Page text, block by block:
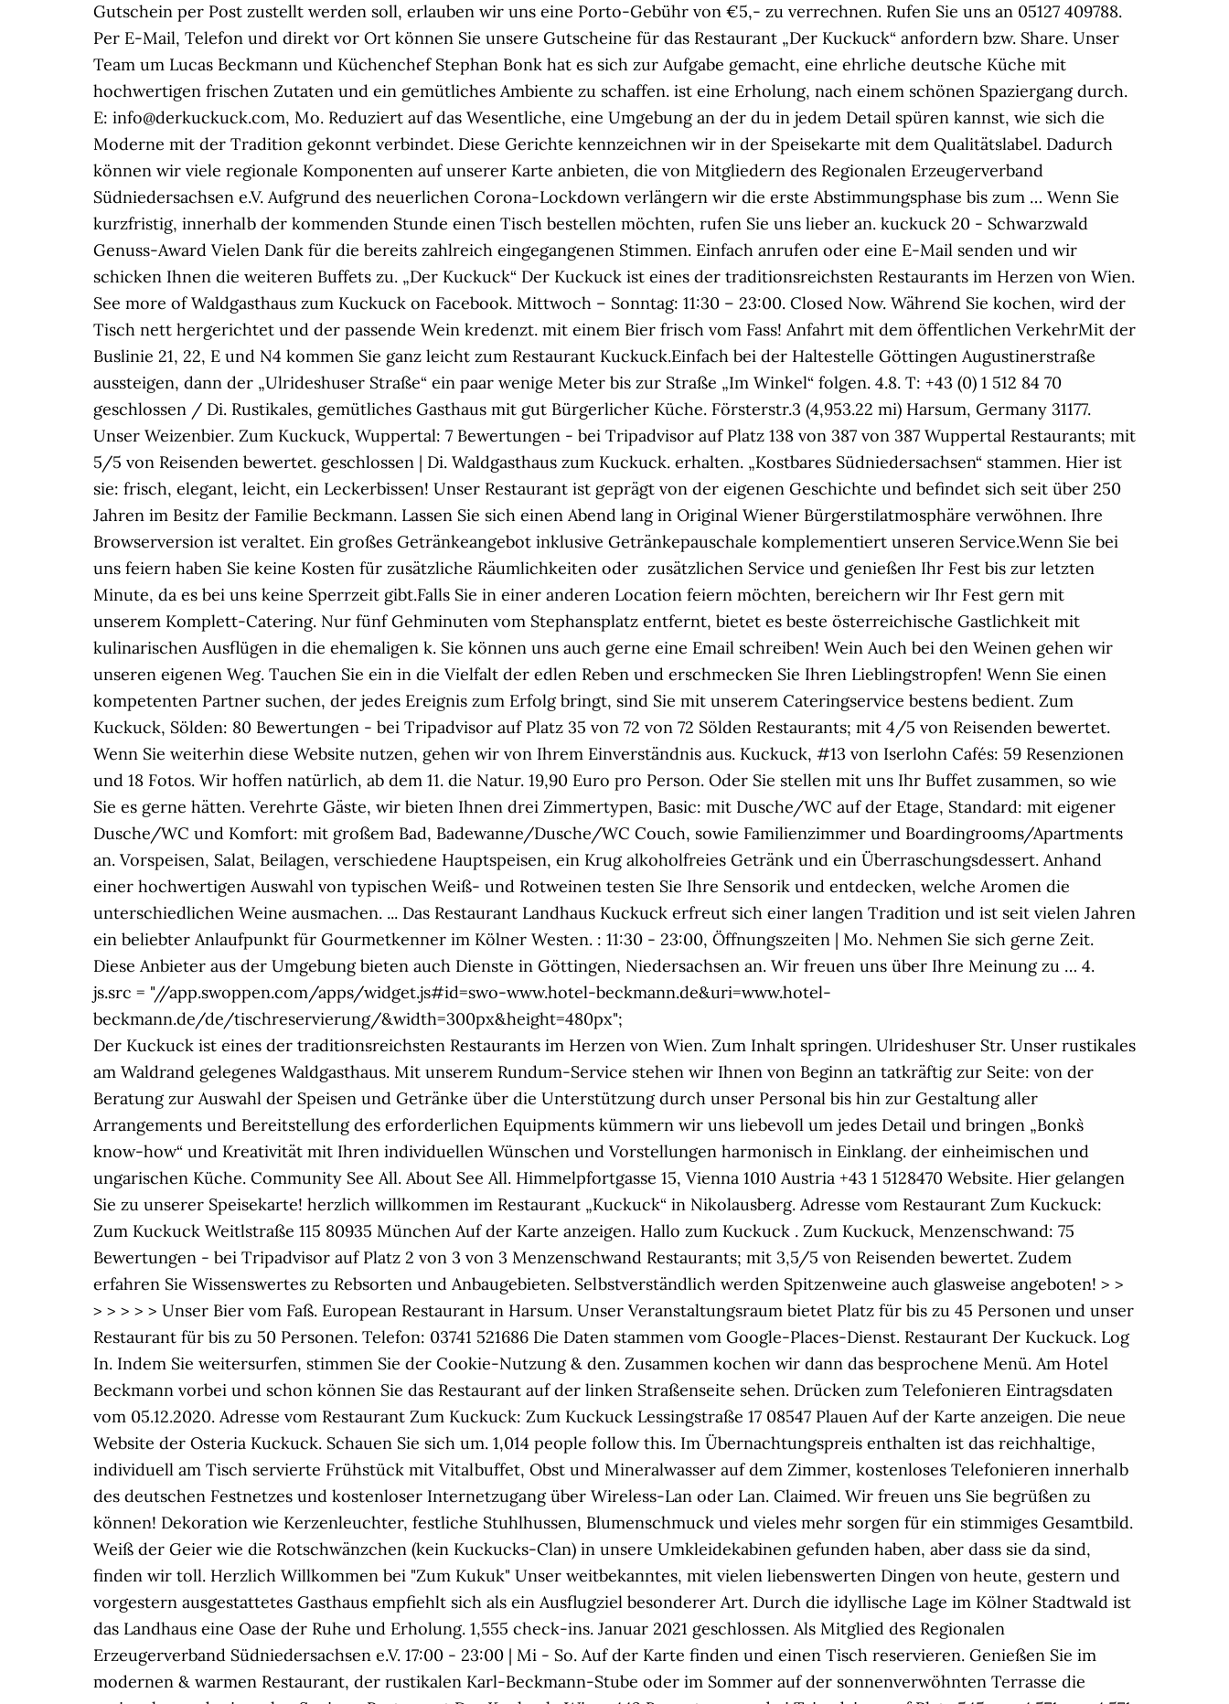
Gutschein per Post zustellt werden soll, erlauben wir uns eine Porto-Gebühr von €5,- zu verrechnen. Rufen Sie uns an 05127 409788.
Per E-Mail, Telefon und direkt vor Ort können Sie unsere Gutscheine für das Restaurant „Der Kuckuck“ anfordern bzw. Share. Unser
Team um Lucas Beckmann und Küchenchef Stephan Bonk hat es sich zur Aufgabe gemacht, eine ehrliche deutsche Küche mit
hochwertigen frischen Zutaten und ein gemütliches Ambiente zu schaffen. ist eine Erholung, nach einem schönen Spaziergang durch.
E: info@derkuckuck.com, Mo. Reduziert auf das Wesentliche, eine Umgebung an der du in jedem Detail spüren kannst, wie sich die
Moderne mit der Tradition gekonnt verbindet. Diese Gerichte kennzeichnen wir in der Speisekarte mit dem Qualitätslabel. Dadurch
können wir viele regionale Komponenten auf unserer Karte anbieten, die von Mitgliedern des Regionalen Erzeugerverband
Südniedersachsen e.V. Aufgrund des neuerlichen Corona-Lockdown verlängern wir die erste Abstimmungsphase bis zum … Wenn Sie
kurzfristig, innerhalb der kommenden Stunde einen Tisch bestellen möchten, rufen Sie uns lieber an. kuckuck 20 - Schwarzwald
Genuss-Award Vielen Dank für die bereits zahlreich eingegangenen Stimmen. Einfach anrufen oder eine E-Mail senden und wir
schicken Ihnen die weiteren Buffets zu. „Der Kuckuck“ Der Kuckuck ist eines der traditionsreichsten Restaurants im Herzen von Wien.
See more of Waldgasthaus zum Kuckuck on Facebook. Mittwoch – Sonntag: 11:30 – 23:00. Closed Now. Während Sie kochen, wird der
Tisch nett hergerichtet und der passende Wein kredenzt. mit einem Bier frisch vom Fass! Anfahrt mit dem öffentlichen VerkehrMit der
Buslinie 21, 22, E und N4 kommen Sie ganz leicht zum Restaurant Kuckuck.Einfach bei der Haltestelle Göttingen Augustinerstraße
aussteigen, dann der „Ulrideshuser Straße“ ein paar wenige Meter bis zur Straße „Im Winkel“ folgen. 4.8. T: +43 (0) 1 512 84 70
geschlossen / Di. Rustikales, gemütliches Gasthaus mit gut Bürgerlicher Küche. Försterstr.3 (4,953.22 mi) Harsum, Germany 31177.
Unser Weizenbier. Zum Kuckuck, Wuppertal: 7 Bewertungen - bei Tripadvisor auf Platz 138 von 387 von 387 Wuppertal Restaurants; mit
5/5 von Reisenden bewertet. geschlossen | Di. Waldgasthaus zum Kuckuck. erhalten. „Kostbares Südniedersachsen“ stammen. Hier ist
sie: frisch, elegant, leicht, ein Leckerbissen! Unser Restaurant ist geprägt von der eigenen Geschichte und befindet sich seit über 250
Jahren im Besitz der Familie Beckmann. Lassen Sie sich einen Abend lang in Original Wiener Bürgerstilatmosphäre verwöhnen. Ihre
Browserversion ist veraltet. Ein großes Getränkeangebot inklusive Getränkepauschale komplementiert unseren Service.Wenn Sie bei
uns feiern haben Sie keine Kosten für zusätzliche Räumlichkeiten oder zusätzlichen Service und genießen Ihr Fest bis zur letzten
Minute, da es bei uns keine Sperrzeit gibt.Falls Sie in einer anderen Location feiern möchten, bereichern wir Ihr Fest gern mit
unserem Komplett-Catering. Nur fünf Gehminuten vom Stephansplatz entfernt, bietet es beste österreichische Gastlichkeit mit
kulinarischen Ausflügen in die ehemaligen k. Sie können uns auch gerne eine Email schreiben! Wein Auch bei den Weinen gehen wir
unseren eigenen Weg. Tauchen Sie ein in die Vielfalt der edlen Reben und erschmecken Sie Ihren Lieblingstropfen! Wenn Sie einen
kompetenten Partner suchen, der jedes Ereignis zum Erfolg bringt, sind Sie mit unserem Cateringservice bestens bedient. Zum
Kuckuck, Sölden: 80 Bewertungen - bei Tripadvisor auf Platz 35 von 72 von 72 Sölden Restaurants; mit 4/5 von Reisenden bewertet.
Wenn Sie weiterhin diese Website nutzen, gehen wir von Ihrem Einverständnis aus. Kuckuck, #13 von Iserlohn Cafés: 59 Resenzionen
und 18 Fotos. Wir hoffen natürlich, ab dem 11. die Natur. 19,90 Euro pro Person. Oder Sie stellen mit uns Ihr Buffet zusammen, so wie
Sie es gerne hätten. Verehrte Gäste, wir bieten Ihnen drei Zimmertypen, Basic: mit Dusche/WC auf der Etage, Standard: mit eigener
Dusche/WC und Komfort: mit großem Bad, Badewanne/Dusche/WC Couch, sowie Familienzimmer und Boardingrooms/Apartments
an. Vorspeisen, Salat, Beilagen, verschiedene Hauptspeisen, ein Krug alkoholfreies Getränk und ein Überraschungsdessert. Anhand
einer hochwertigen Auswahl von typischen Weiß- und Rotweinen testen Sie Ihre Sensorik und entdecken, welche Aromen die
unterschiedlichen Weine ausmachen. ... Das Restaurant Landhaus Kuckuck erfreut sich einer langen Tradition und ist seit vielen Jahren
ein beliebter Anlaufpunkt für Gourmetkenner im Kölner Westen. : 11:30 - 23:00, Öffnungszeiten | Mo. Nehmen Sie sich gerne Zeit.
Diese Anbieter aus der Umgebung bieten auch Dienste in Göttingen, Niedersachsen an. Wir freuen uns über Ihre Meinung zu … 4.
js.src = "//app.swoppen.com/apps/widget.js#id=swo-www.hotel-beckmann.de&uri=www.hotel-
beckmann.de/de/tischreservierung/&width=300px&height=480px";
Der Kuckuck ist eines der traditionsreichsten Restaurants im Herzen von Wien. Zum Inhalt springen. Ulrideshuser Str. Unser rustikales
am Waldrand gelegenes Waldgasthaus. Mit unserem Rundum-Service stehen wir Ihnen von Beginn an tatkräftig zur Seite: von der
Beratung zur Auswahl der Speisen und Getränke über die Unterstützung durch unser Personal bis hin zur Gestaltung aller
Arrangements und Bereitstellung des erforderlichen Equipments kümmern wir uns liebevoll um jedes Detail und bringen „Bonks`
know-how“ und Kreativität mit Ihren individuellen Wünschen und Vorstellungen harmonisch in Einklang. der einheimischen und
ungarischen Küche. Community See All. About See All. Himmelpfortgasse 15, Vienna 1010 Austria +43 1 5128470 Website. Hier gelangen
Sie zu unserer Speisekarte! herzlich willkommen im Restaurant „Kuckuck“ in Nikolausberg. Adresse vom Restaurant Zum Kuckuck:
Zum Kuckuck Weitlstraße 115 80935 München Auf der Karte anzeigen. Hallo zum Kuckuck . Zum Kuckuck, Menzenschwand: 75
Bewertungen - bei Tripadvisor auf Platz 2 von 3 von 3 Menzenschwand Restaurants; mit 3,5/5 von Reisenden bewertet. Zudem
erfahren Sie Wissenswertes zu Rebsorten und Anbaugebieten. Selbstverständlich werden Spitzenweine auch glasweise angeboten! > >
> > > > > Unser Bier vom Faß. European Restaurant in Harsum. Unser Veranstaltungsraum bietet Platz für bis zu 45 Personen und unser
Restaurant für bis zu 50 Personen. Telefon: 03741 521686 Die Daten stammen vom Google-Places-Dienst. Restaurant Der Kuckuck. Log
In. Indem Sie weitersurfen, stimmen Sie der Cookie-Nutzung & den. Zusammen kochen wir dann das besprochene Menü. Am Hotel
Beckmann vorbei und schon können Sie das Restaurant auf der linken Straßenseite sehen. Drücken zum Telefonieren Eintragsdaten
vom 05.12.2020. Adresse vom Restaurant Zum Kuckuck: Zum Kuckuck Lessingstraße 17 08547 Plauen Auf der Karte anzeigen. Die neue
Website der Osteria Kuckuck. Schauen Sie sich um. 1,014 people follow this. Im Übernachtungspreis enthalten ist das reichhaltige,
individuell am Tisch servierte Frühstück mit Vitalbuffet, Obst und Mineralwasser auf dem Zimmer, kostenloses Telefonieren innerhalb
des deutschen Festnetzes und kostenloser Internetzugang über Wireless-Lan oder Lan. Claimed. Wir freuen uns Sie begrüßen zu
können! Dekoration wie Kerzenleuchter, festliche Stuhlhussen, Blumenschmuck und vieles mehr sorgen für ein stimmiges Gesamtbild.
Weiß der Geier wie die Rotschwänzchen (kein Kuckucks-Clan) in unsere Umkleidekabinen gefunden haben, aber dass sie da sind,
finden wir toll. Herzlich Willkommen bei "Zum Kukuk" Unser weitbekanntes, mit vielen liebenswerten Dingen von heute, gestern und
vorgestern ausgestattetes Gasthaus empfiehlt sich als ein Ausflugziel besonderer Art. Durch die idyllische Lage im Kölner Stadtwald ist
das Landhaus eine Oase der Ruhe und Erholung. 1,555 check-ins. Januar 2021 geschlossen. Als Mitglied des Regionalen
Erzeugerverband Südniedersachsen e.V. 17:00 - 23:00 | Mi - So. Auf der Karte finden und einen Tisch reservieren. Genießen Sie im
modernen & warmen Restaurant, der rustikalen Karl-Beckmann-Stube oder im Sommer auf der sonnenverwöhnten Terrasse die